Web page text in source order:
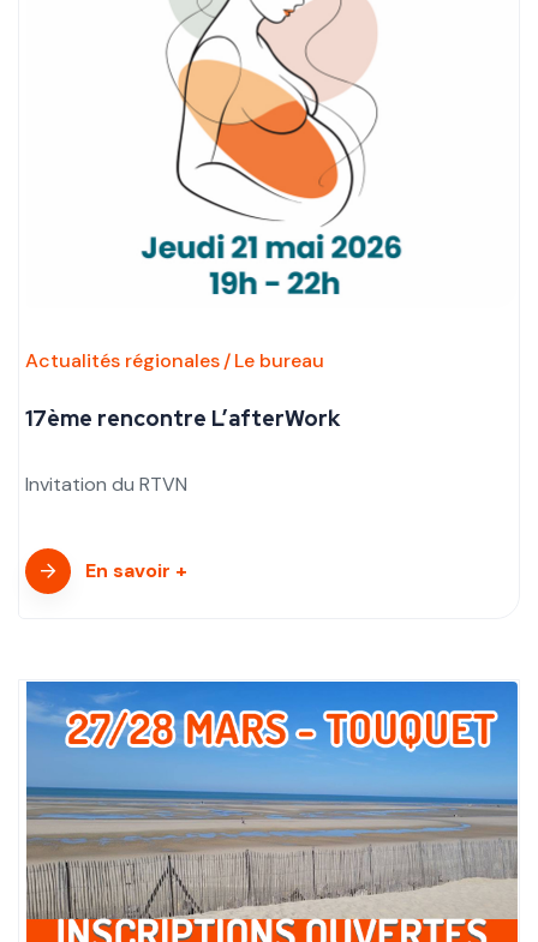
17ème rencontre L’afterWork
Actualités régionales Le bureau
Invitation du RTVN
En savoir +